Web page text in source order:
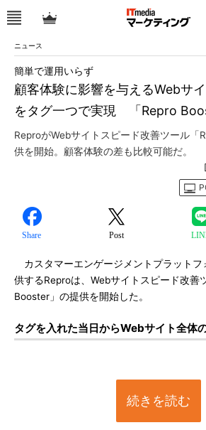
ニュース
顧客体験に影響を与えるWebサ
をタグ一つで実現 「Repro
簡単で運用いらず
ReproがWebサイトスピード改善ツール「
供を開始。顧客体験の差も比較可能だ。
Share Post
カスタマーエンゲージメントプラットフ
供するReproは、Webサイトスピード改善
Booster」の提供を開始した。
タグを入れた当日からWebサイト全体
続きを読む